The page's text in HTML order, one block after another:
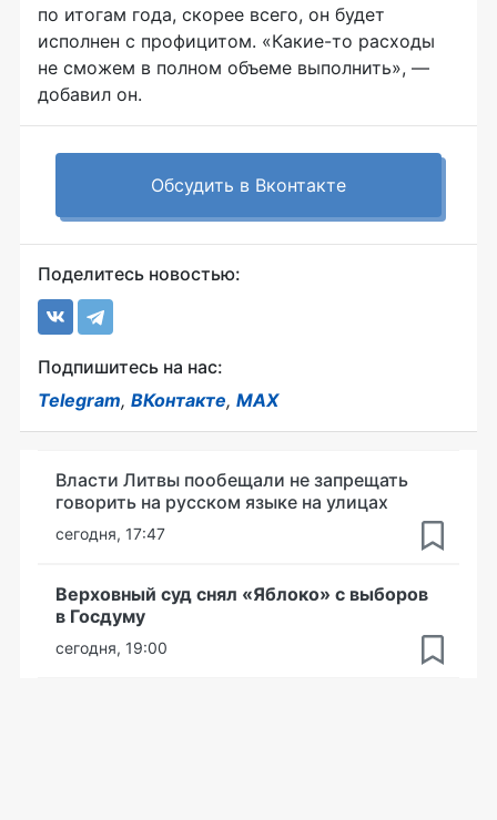
по итогам года, скорее всего, он будет
исполнен с профицитом. «Какие-то расходы
не сможем в полном объеме выполнить», —
добавил он.
Обсудить в Вконтакте
Поделитесь новостью:
Подпишитесь на нас:
Telegram, ВКонтакте, MAX
Власти Литвы пообещали не запрещать
говорить на русском языке на улицах
сегодня, 17:47
Верховный суд снял «Яблоко» с выборов
в Госдуму
сегодня, 19:00